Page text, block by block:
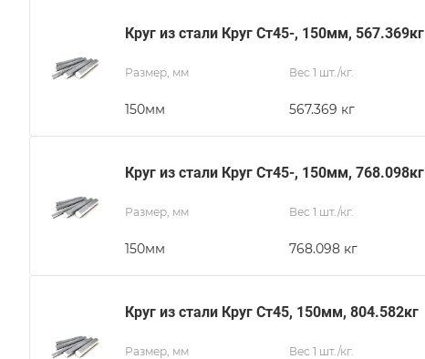
Круг из стали Круг Ст45-, 150мм, 567.369кг
Размер, мм
150мм
Вес 1 шт./кг.
567.369 кг
Круг из стали Круг Ст45-, 150мм, 768.098кг
Размер, мм
150мм
Вес 1 шт./кг.
768.098 кг
Круг из стали Круг Ст45, 150мм, 804.582кг
Размер, мм Вес 1 шт./кг.